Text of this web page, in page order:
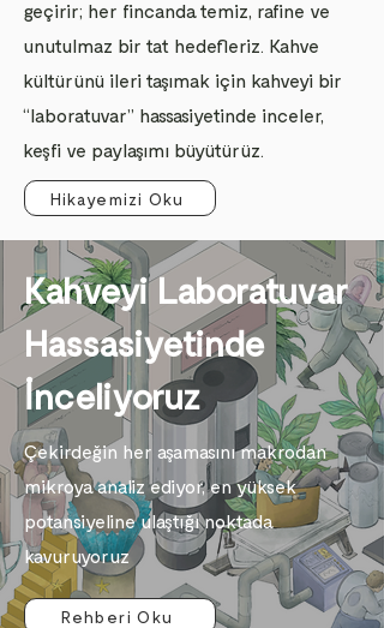
geçirir; her fincanda temiz, rafine ve
unutulmaz bir tat hedefleriz. Kahve
kültürünü ileri taşımak için kahveyi bir
“laboratuvar” hassasiyetinde inceler,
keşfi ve paylaşımı büyütürüz.
Hikayemizi Oku
Kahveyi Laboratuvar
Hassasiyetinde
İnceliyoruz
Çekirdeğin her aşamasını makrodan
mikroya analiz ediyor, en yüksek
potansiyeline ulaştığı noktada
kavuruyoruz
Rehberi Oku